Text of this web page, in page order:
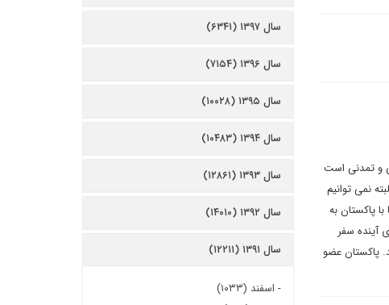
و تمدنی است
نمی توانیم
پاکستان به
آینده سفر
پاکستان عضو
سال ۱۳۹۷ (۶۳۴۱)
سال ۱۳۹۶ (۷۱۵۴)
سال ۱۳۹۵ (۱۰۰۲۸)
سال ۱۳۹۴ (۱۰۴۸۳)
سال ۱۳۹۳ (۱۲۸۶۱)
سال ۱۳۹۲ (۱۴۰۱۰)
سال ۱۳۹۱ (۱۲۲۱۱)
- اسفند (۱۰۳۳)